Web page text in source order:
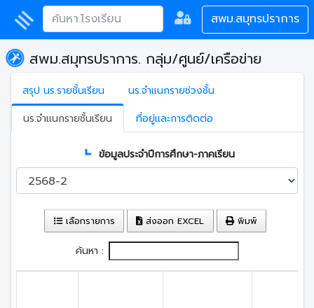
สพม.สมุทรปราการ
สพม.สมุทรปราการ. กลุ่ม/ศูนย์/เครือข่าย
สรุป นร.รายชั้นเรียน
นร.จำแนกรายช่วงชั้น
นร.จำแนกรายชั้นเรียน
ที่อยู่และการติดต่อ
ข้อมูลประจำปีการศึกษา-ภาคเรียน
เลือกรายการ ส่งออก EXCEL พิมพ์
ค้นหา :